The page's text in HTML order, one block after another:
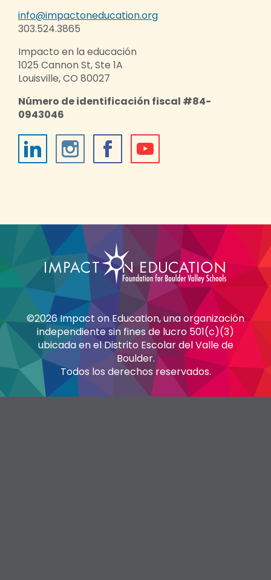
info@impactoneducation.org
303.524.3865
Impacto en la educación
1025 Cannon St, Ste 1A
Louisville, CO 80027
Número de identificación fiscal #84-
0943046
©2026 Impact on Education, una organización
independiente sin fines de lucro 501(c)(3)
ubicada en el Distrito Escolar del Valle de
Boulder.
Todos los derechos reservados.